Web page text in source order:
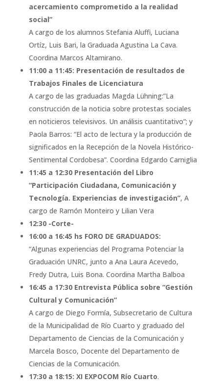
acercamiento comprometido a la realidad
social”
A cargo de los alumnos Stefania Aluffi, Luciana
Ortíz, Luis Bari, la Graduada Agustina La Cava.
Coordina Marcos Altamirano.
11:00 a 11:45: Presentación de resultados de
Trabajos Finales de Licenciatura
A cargo de las graduadas Magda Lühning:”La
construcción de la noticia sobre protestas sociales
en noticieros televisivos. Un análisis cuantitativo”; y
Paola Barros: “El acto de lectura y la producción de
significados en la Recepción de la Novela Histórico-
Sentimental Cordobesa”. Coordina Edgardo Carniglia
11:45 a 12:30 Presentación del Libro
“Participación Ciudadana, Comunicación y
Tecnología. Experiencias de investigación”, A
cargo de Ramón Monteiro y Lilian Vera
12:30 -Corte-
16:00 a 16:45 hs FORO DE GRADUADOS:
“Algunas experiencias del Programa Potenciar la
Graduación UNRC, junto a Ana Laura Acevedo,
Fredy Dutra, Luis Bona. Coordina Martha Balboa
16:45 a 17:30 Entrevista Pública sobre “Gestión
Cultural y Comunicación”
A cargo de Diego Formía, Subsecretario de Cultura
de la Municipalidad de Río Cuarto y graduado del
Departamento de Ciencias de la Comunicación y
Marcela Bosco, Docente del Departamento de
Ciencias de la Comunicación.
17:30 a 18:15: XI EXPOCOM Río Cuarto.